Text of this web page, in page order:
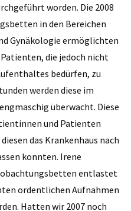
worden. Die 2008
in den Bereichen
Gynäkologie ermöglichten
die jedoch nicht
bedürfen, zu
werden diese im
überwacht. Diese
und Patienten
das Krankenhaus nach
konnten. Irene
entlastet
ordentlichen Auf­nahmen
Hatten wir 2007 noch